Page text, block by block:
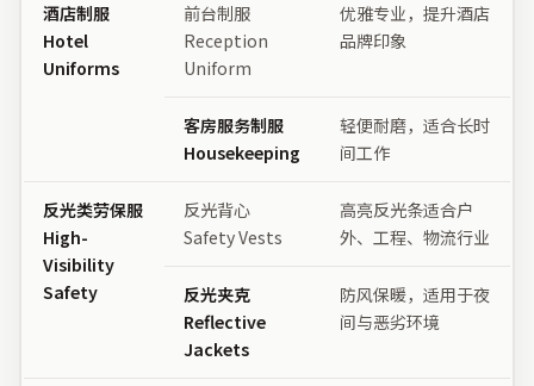
酒店制服
Hotel
Uniforms
前台制服
Reception
Uniform
优雅专业，提升酒店
品牌印象
客房服务制服
Housekeeping
轻便耐磨，适合长时
间工作
反光类劳保服
High-
Visibility
Safety
反光背心
Safety Vests
高亮反光条适合户
外、工程、物流行业
反光夹克
Reflective
Jackets
防风保暖，适用于夜
间与恶劣环境